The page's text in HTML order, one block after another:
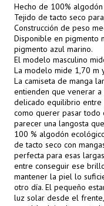
Hecho de 100%
Tejido de tacto seco
Construcción de peso
Disponible en pigmento
pigmento azul marino.
El modelo masculino
La modelo mide 1,70 m
La camiseta de manga
entienden que venerar
delicado equilibrio entre
como querer pasar
parecer una langosta
100 % algodón
de tacto seco con
perfecta para esas
entre conseguir ese
mantener la piel lo
otro día. El pequeño
luz solar desde el